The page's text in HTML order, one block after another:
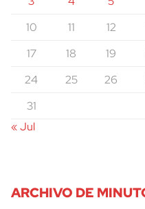
10
11 12
17
18 19
24
25 26
31
« Jul
ARCHIVO DE